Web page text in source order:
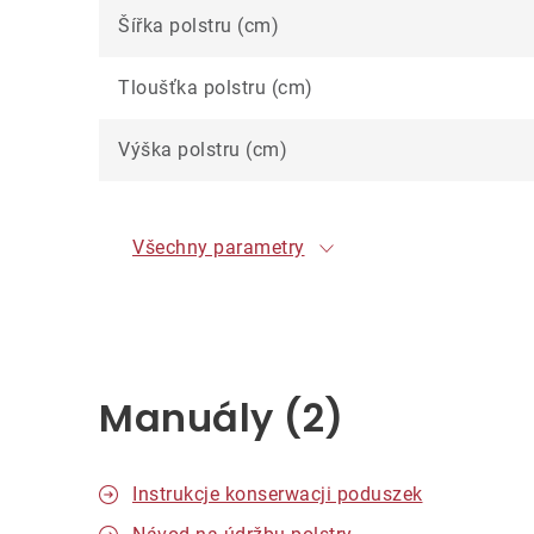
Šířka polstru (cm)
Tloušťka polstru (cm)
Výška polstru (cm)
Všechny parametry
Manuály (2)
Instrukcje konserwacji poduszek